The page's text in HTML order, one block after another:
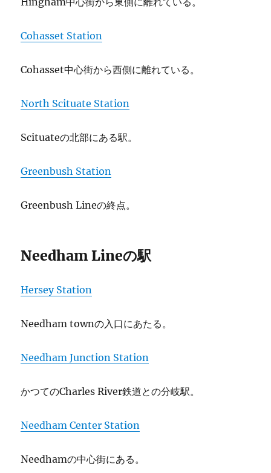
Cohasset Station
Cohasset中心街から西側に離れている。
North Scituate Station
Scituateの北部にある駅。
Greenbush Station
Greenbush Lineの終点。
Needham Lineの駅
Hersey Station
Needham townの入口にあたる。
Needham Junction Station
かつてのCharles River鉄道との分岐駅。
Needham Center Station
Needhamの中心街にある。